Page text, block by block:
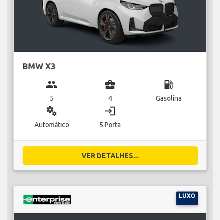
BMW X3
group
5
business_center
4
local_gas_station
Gasolina
miscellaneous_services
Automático
login
5 Porta
VER DETALHES...
LUXO